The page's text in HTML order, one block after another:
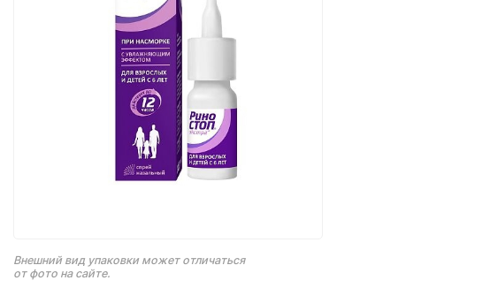
Внешний вид упаковки может отличаться
от фото на сайте.